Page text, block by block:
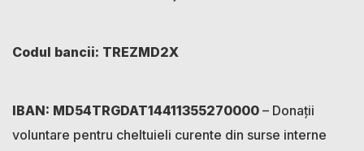
Codul bancii: TREZMD2X
IBAN: MD54TRGDAT14411355270000 – Donații
voluntare pentru cheltuieli curente din surse interne